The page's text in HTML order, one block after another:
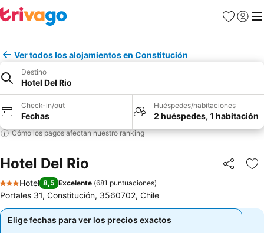
Favoritos
Iniciar
Ver todos los alojamientos en Constitución
Destino
Hotel Del Rio
Check-in/out
Fechas
Huéspedes/habitaciones
2 huéspedes, 1 habitación
Cómo los pagos afectan nuestro ranking
Hotel Del Rio Compartir
3 Estrellas
Hotel 8,5 Excelente (681 puntuaciones)
Portales 31, Constitución, 3560702, Chile
Elige fechas para ver los precios exactos
Elige fechas para ver los precios exactos